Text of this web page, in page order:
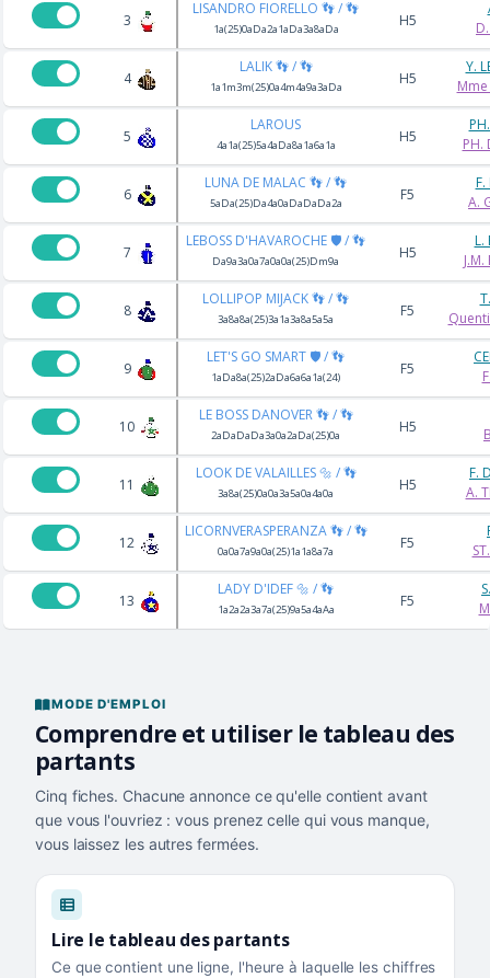
3
LISANDRO FIORELLO 👣 / 👣
1a(25)0aDa2a1aDa3a8aDa H5
4
LALIK 👣 / 👣
1a1m3m(25)0a4m4a9a3aDa H5
Y.
Mme
5
LAROUS
4a1a(25)5a4aDa8a1a6a1a H5
PH.
6
LUNA DE MALAC 👣 / 👣
5aDa(25)Da4a0aDaDaDa2a F5
F.
A.
7
LEBOSS D'HAVAROCHE 🛡️ / 👣
Da9a3a0a7a0a0a(25)Dm9a H5
L.
8
LOLLIPOP MIJACK 👣 / 👣
3a8a8a(25)3a1a3a8a5a5a F5
9
LET'S GO SMART 🛡️ / 👣
1aDa8a(25)2aDa6a6a1a(24) F5
10
LE BOSS DANOVER 👣 / 👣
2aDaDaDa3a0a2aDa(25)0a H5
11
LOOK DE VALAILLES 🔩 / 👣
3a8a(25)0a0a3a5a0a4a0a H5
F.
A.
12
LICORNVERASPERANZA 👣 / 👣
0a0a7a9a0a(25)1a1a8a7a F5
13
LADY D'IDEF 🔩 / 👣
1a2a2a3a7a(25)9a5a4aAa F5
MODE D'EMPLOI
Comprendre et utiliser le tableau des
partants
Cinq fiches. Chacune annonce ce qu'elle contient avant
que vous l'ouvriez : vous prenez celle qui vous manque,
vous laissez les autres fermées.
Lire le tableau des partants
Ce que contient une ligne, l'heure à laquelle les chiffres